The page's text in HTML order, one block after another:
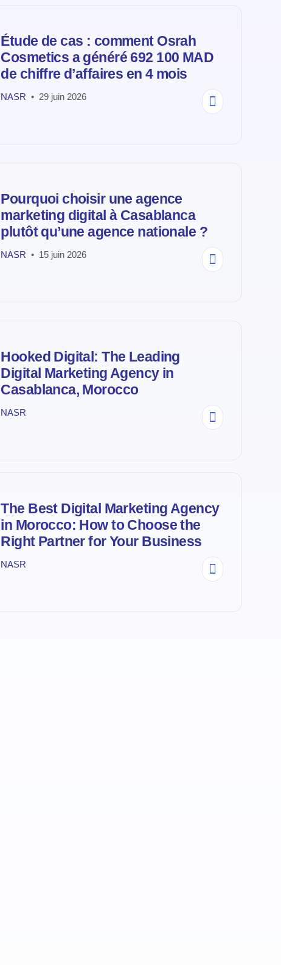
Étude de cas : comment Osrah
Cosmetics a généré 692 100 MAD
de chiffre d’affaires en 4 mois
NASR 29 juin 2026
Pourquoi choisir une agence
marketing digital à Casablanca
plutôt qu’une agence nationale ?
NASR 15 juin 2026
Hooked Digital: The Leading
Digital Marketing Agency in
Casablanca, Morocco
NASR
The Best Digital Marketing Agency
in Morocco: How to Choose the
Right Partner for Your Business
NASR